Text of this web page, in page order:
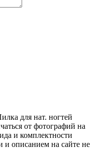
для нат. ногтей
от фотографий на
и комплектности
и описанием на сайте не